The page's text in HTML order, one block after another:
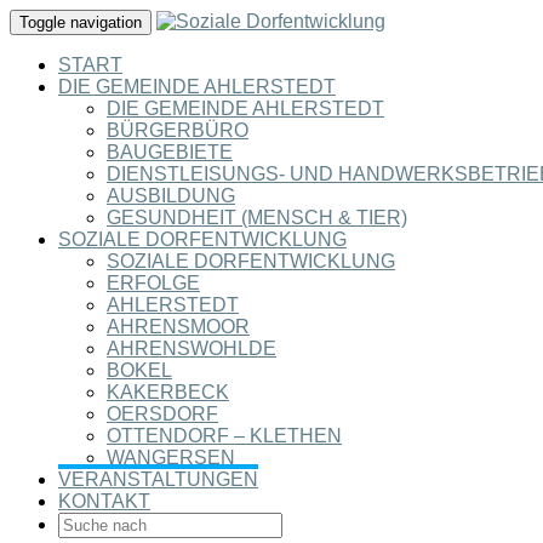
Toggle navigation
START
DIE GEMEINDE AHLERSTEDT
DIE GEMEINDE AHLERSTEDT
BÜRGERBÜRO
BAUGEBIETE
DIENSTLEISUNGS- UND
AUSBILDUNG
GESUNDHEIT (MENSCH & TIER)
SOZIALE DORFENTWICKLUNG
SOZIALE DORFENTWICKLUNG
ERFOLGE
AHLERSTEDT
AHRENSMOOR
AHRENSWOHLDE
BOKEL
KAKERBECK
OERSDORF
OTTENDORF – KLETHEN
WANGERSEN
VERANSTALTUNGEN
KONTAKT
SEARCH